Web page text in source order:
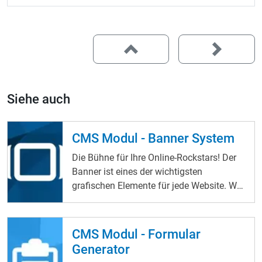
Siehe auch
CMS Modul - Banner System
Die Bühne für Ihre Online-Rockstars! Der
Banner ist eines der wichtigsten
grafischen Elemente für jede Website. Wir
bieten einige Variationen und Spielarten,
setzen. Bestimmen Sie, ab wann ein
Banner in Nutzung ist. Setzen Sie Bilder
oder Videos ein. Bestimmen Sie
CMS Modul - Formular
Generator